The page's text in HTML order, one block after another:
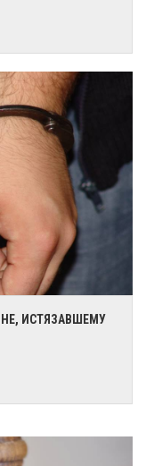
ИСТЯЗАВШЕМУ